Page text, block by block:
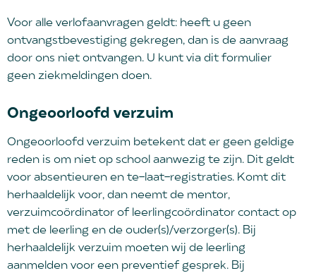
Voor alle verlofaanvragen geldt: heeft u geen
ontvangstbevestiging gekregen, dan is de aanvraag
door ons niet ontvangen. U kunt via dit formulier
geen ziekmeldingen doen.
Ongeoorloofd verzuim
Ongeoorloofd verzuim betekent dat er geen geldige
reden is om niet op school aanwezig te zijn. Dit geldt
voor absentieuren en te-laat-registraties. Komt dit
herhaaldelijk voor, dan neemt de mentor,
verzuimcoördinator of leerlingcoördinator contact op
met de leerling en de ouder(s)/verzorger(s). Bij
herhaaldelijk verzuim moeten wij de leerling
aanmelden voor een preventief gesprek. Bij